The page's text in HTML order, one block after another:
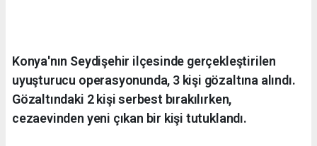
Konya'nın Seydişehir ilçesinde gerçekleştirilen
uyuşturucu operasyonunda, 3 kişi gözaltına alındı.
Gözaltındaki 2 kişi serbest bırakılırken,
cezaevinden yeni çıkan bir kişi tutuklandı.